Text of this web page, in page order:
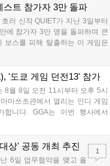
통해 하반기 실적 턴어라운드
스트 참가자 3만 돌파
러 신작 QUIET가 지난 3일부터
에 참가자 3만 명을 돌파하며 큰
보스를 피해 탈출하는 이 게임은
물리 법칙을 활용한 전략적 플레
지에서 확인 가능합니다....
'도쿄 게임 던전13' 참가
8월 8일 오전 11시부터 오후 5시
마쓰초관에서 열리는 인디 게임
합니다. GGA는 이번 행사에서
리즈의 미공개 작품 12종을 최초
으로 특별 굿즈를 증정하며, 인
응 확인을 목표로 합니다....
상' 공동 개최 추진
6일 업무협약을 맺고 올
1